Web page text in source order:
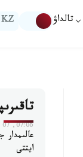
تالداۋ KZ
07:06, 07 تامىز 2026
ايتتى